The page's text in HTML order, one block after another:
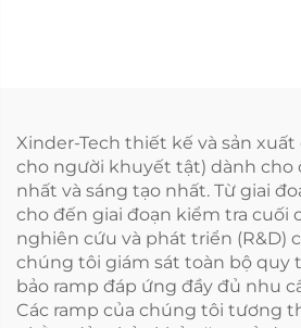
Xinder-Tech thiết kế và sản xuất
cho người khuyết tật) dành cho
nhất và sáng tạo nhất. Từ giai
cho đến giai đoạn kiểm tra cuối
nghiên cứu và phát triển (R&D)
chúng tôi giám sát toàn bộ quy
bảo ramp đáp ứng đầy đủ nhu
Các ramp của chúng tôi tương